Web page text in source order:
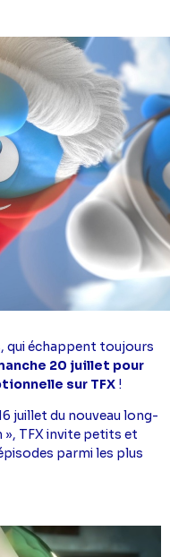
qui échappent toujours
20 juillet pour
sur TFX !
juillet du nouveau long-
», TFX invite petits et
parmi les plus